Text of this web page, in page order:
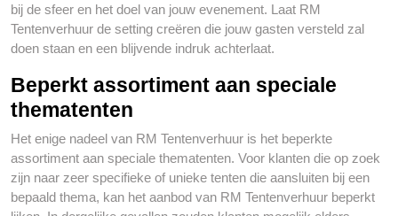
bij de sfeer en het doel van jouw evenement. Laat RM
Tentenverhuur de setting creëren die jouw gasten versteld zal
doen staan en een blijvende indruk achterlaat.
Beperkt assortiment aan speciale
thematenten
Het enige nadeel van RM Tentenverhuur is het beperkte
assortiment aan speciale thematenten. Voor klanten die op zoek
zijn naar zeer specifieke of unieke tenten die aansluiten bij een
bepaald thema, kan het aanbod van RM Tentenverhuur beperkt